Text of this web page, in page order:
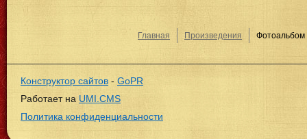
Главная Произведения Фотоальбом
Конструктор сайтов - GoPR
Работает на UMI.CMS
Политика конфиденциальности